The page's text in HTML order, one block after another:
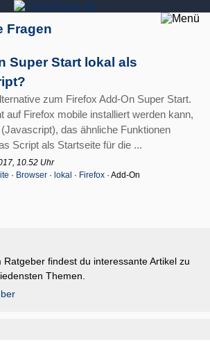
Fragen
Super Start lokal als
zum Firefox Add-On Super Start.
auf Firefox mobile installiert werden kann,
das ähnliche Funktionen
Script als Startseite für die ...
10.52 Uhr
· Browser · lokal · Firefox · Add-On
Ratgeber findest du interessante Artikel zu
Themen.